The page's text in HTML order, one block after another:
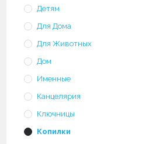
Детям
Для Дома
Для Животных
Дом
Именные
Канцелярия
Ключницы
Копилки